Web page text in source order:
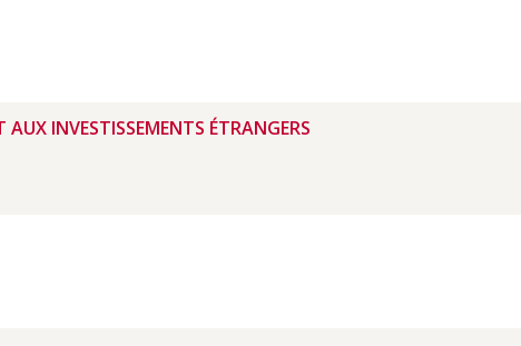
INVESTISSEMENTS ÉTRANGERS